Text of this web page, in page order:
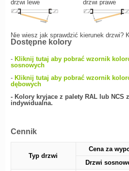
drzwi lewe drzwi prawe
Nie wiesz jak sprawdzić kierunek drzwi?
Dostępne kolory
- Kliknij tutaj aby pobrać wzornik
sosnowych
- Kliknij tutaj aby pobrać wzornik
dębowych
- Kolory kryjace z palety RAL lub NCS
indywidualna.
Cennik
Typ drzwi
Cena za
Drzwi